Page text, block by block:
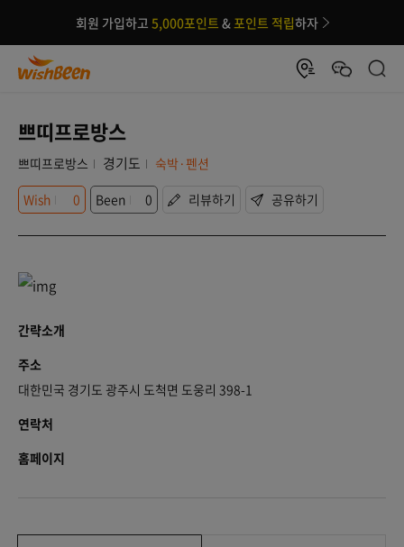
회원 가입하고 5,000포인트 &포인트 적립하자
쁘띠프로방스
쁘띠프로방스 경기도
숙박·펜션
Wish
0 Been 0 리뷰하기 공유하기
간략소개
주소
대한민국 경기도 광주시 도척면 도웅리 398-1
연락처
홈페이지